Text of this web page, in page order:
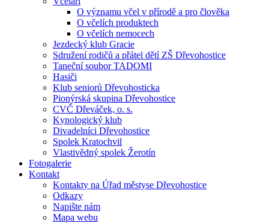
O významu včel v přírodě a pro člověka
O včelích produktech
O včelích nemocech
Jezdecký klub Gracie
Sdružení rodičů a přátel dětí ZŠ Dřevohostice
Taneční soubor TADOMI
Hasiči
Klub seniorů Dřevohosticka
Pionýrská skupina Dřevohostice
CVČ Dřeváček, o. s.
Kynologický klub
Divadelníci Dřevohostice
Spolek Kratochvil
Vlastivědný spolek Žerotín
Fotogalerie
Kontakt
Kontakty na Úřad městyse Dřevohostice
Odkazy
Napište nám
Mapa webu